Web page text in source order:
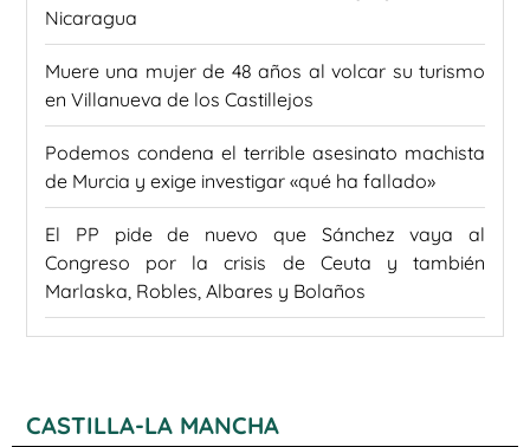
Nicaragua
Muere una mujer de 48 años al volcar su turismo
en Villanueva de los Castillejos
Podemos condena el terrible asesinato machista
de Murcia y exige investigar «qué ha fallado»
El PP pide de nuevo que Sánchez vaya al
Congreso por la crisis de Ceuta y también
Marlaska, Robles, Albares y Bolaños
CASTILLA-LA MANCHA